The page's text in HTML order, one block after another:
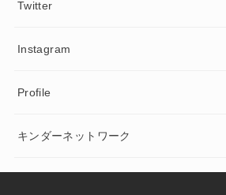
Twitter
Instagram
Profile
キンダーネットワーク